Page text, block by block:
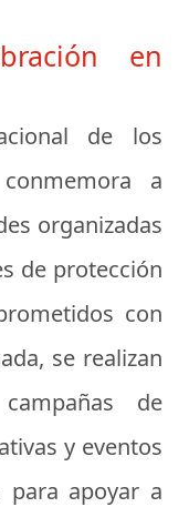
en
de los
a
organizadas
de protección
con
se realizan
de
y eventos
para apoyar a